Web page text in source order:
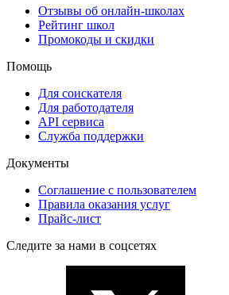
Отзывы об онлайн-школах
Рейтинг школ
Промокоды и скидки
Помощь
Для соискателя
Для работодателя
API сервиса
Служба поддержки
Документы
Соглашение с пользователем
Правила оказания услуг
Прайс-лист
Следите за нами в соцсетях